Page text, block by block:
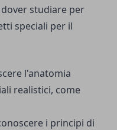
studiare per
speciali per il
l'anatomia
realistici, come
i principi di